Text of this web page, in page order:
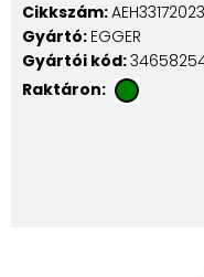
Cikkszám:AEH33172023
Gyártó: EGGER
Gyártói kód:
Raktáron: